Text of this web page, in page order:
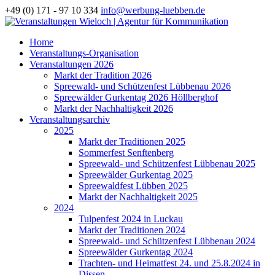
+49 (0) 171 - 97 10 334 info@werbung-luebben.de
Home
Veranstaltungs-Organisation
Veranstaltungen 2026
Markt der Tradition 2026
Spreewald- und Schützenfest Lübbenau 2026
Spreewälder Gurkentag 2026 Höllberghof
Markt der Nachhaltigkeit 2026
Veranstaltungsarchiv
2025
Markt der Traditionen 2025
Sommerfest Senftenberg
Spreewald- und Schützenfest Lübbenau 2025
Spreewälder Gurkentag 2025
Spreewaldfest Lübben 2025
Markt der Nachhaltigkeit 2025
2024
Tulpenfest 2024 in Luckau
Markt der Traditionen 2024
Spreewald- und Schützenfest Lübbenau 2024
Spreewälder Gurkentag 2024
Trachten- und Heimatfest 24. und 25.8.2024 in